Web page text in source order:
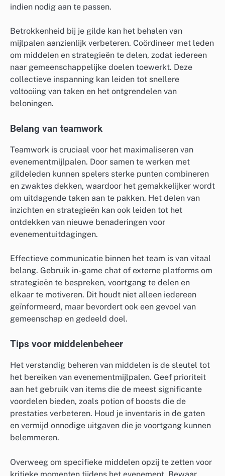
indien nodig aan te passen.
Betrokkenheid bij je gilde kan het behalen van
mijlpalen aanzienlijk verbeteren. Coördineer met leden
om middelen en strategieën te delen, zodat iedereen
naar gemeenschappelijke doelen toewerkt. Deze
collectieve inspanning kan leiden tot snellere
voltooiing van taken en het ontgrendelen van
beloningen.
Belang van teamwork
Teamwork is cruciaal voor het maximaliseren van
evenementmijlpalen. Door samen te werken met
gildeleden kunnen spelers sterke punten combineren
en zwaktes dekken, waardoor het gemakkelijker wordt
om uitdagende taken aan te pakken. Het delen van
inzichten en strategieën kan ook leiden tot het
ontdekken van nieuwe benaderingen voor
evenementuitdagingen.
Effectieve communicatie binnen het team is van vitaal
belang. Gebruik in-game chat of externe platforms om
strategieën te bespreken, voortgang te delen en
elkaar te motiveren. Dit houdt niet alleen iedereen
geïnformeerd, maar bevordert ook een gevoel van
gemeenschap en gedeeld doel.
Tips voor middelenbeheer
Het verstandig beheren van middelen is de sleutel tot
het bereiken van evenementmijlpalen. Geef prioriteit
aan het gebruik van items die de meest significante
voordelen bieden, zoals potion of boosts die de
prestaties verbeteren. Houd je inventaris in de gaten
en vermijd onnodige uitgaven die je voortgang kunnen
belemmeren.
Overweeg om specifieke middelen opzij te zetten voor
kritieke momenten tijdens het evenement. Bewaar